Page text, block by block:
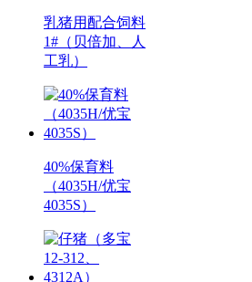
乳猪用配合饲料
1#（贝倍加、人
工乳）
40%保育料
（4035H/优宝
4035S）